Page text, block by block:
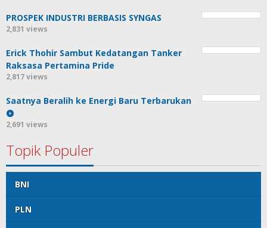
PROSPEK INDUSTRI BERBASIS SYNGAS
2,831 views
Erick Thohir Sambut Kedatangan Tanker
Raksasa Pertamina Pride
2,817 views
Saatnya Beralih ke Energi Baru Terbarukan
2,691 views
Topik Populer
BNI
PLN